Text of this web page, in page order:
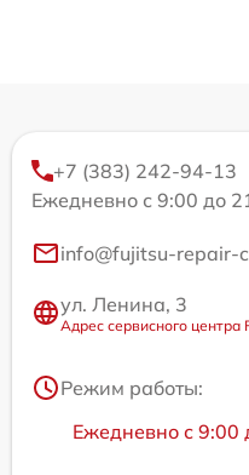
+7 (383) 242-94-13
Ежедневно с 9:00 до
info@fujitsu-repair-
ул. Ленина, 3
Адрес сервисного центра
Режим работы:
Ежедневно с 9:00